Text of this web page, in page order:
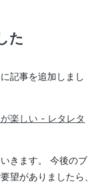
た
記事を追加しまし
楽しい - レタレタ
きます。 今後のブ
望がありましたら、